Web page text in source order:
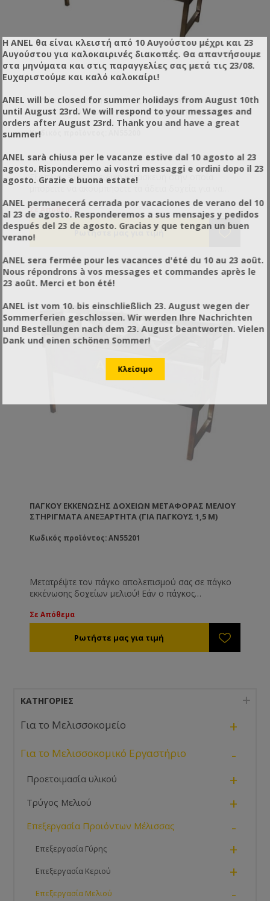
ΠΆΓΚΟΣ ΕΚΚΈΝΩΣΗΣ ΔΟΧΕΊΩΝ ΜΕΛΙΟΎ 1,5M ΜΕ
ΣΤΗΡΊΓΜΑΤΑ ΔΟΧΕΊΩΝ ΚΑΙ ΑΥΤΟΜΑΤΙΣΜΌ ΑΝΤΛΊΑΣ
Κωδικός προϊόντος: AN55200
Εξοπλισμένος με ειδική κατασκευή στην οποία
στραγγίσουν. Με πάτο διαμορφωμένο V για καλή
αποστράγγιση. Με κολλημένη μούφα 1 ½’’. Με
διάτρητη σίτα ώστε να προστατευτεί η αντλία. Από
ανοξείδωτο χάλυβα.
Σε Απόθεμα
ΠΆΓΚΟΥ ΕΚΚΈΝΩΣΗΣ ΔΟΧΕΊΩΝ ΜΕΤΑΦΟΡΆΣ ΜΕΛΙΟΎ
ΣΤΗΡΙΓΜΑΤΑ ΑΝΕΞΆΡΤΗΤΑ (ΓΙΑ ΠΆΓΚΟΥΣ 1,5 M)
Κωδικός προϊόντος: AN55201
Μετατρέψτε τον πάγκο απολεπισμού σας σε πάγκο
εκκένωσης δοχείων μελιού! Εάν ο πάγκος
πρέπει να μας δώσετε τις ακριβής διαστάσεις του.
Σε Απόθεμα
ΚΑΤΗΓΟΡΊΕΣ
Για το Μελισσοκομείο +
Για το Μελισσοκομικό Εργαστήριο -
Προετοιμασία υλικού +
Τρύγος Μελιού +
Επεξεργασία Προιόντων Μέλισσας -
Επεξεργασία Γύρης +
Επεξεργασία Κεριού +
Επεξεργασία Μελιού -
Η ANEL θα είναι κλειστή από 10 Αυγούστου μέχρι και 23
Αυγούστου για καλοκαιρινές διακοπές. Θα απαντήσουμε
στα μηνύματα και στις παραγγελίες σας μετά τις 23/08.
Ευχαριστούμε και καλό καλοκαίρι!
ANEL will be closed for summer holidays from August 10th
until August 23rd. We will respond to your messages and
orders after August 23rd. Thank you and have a great
summer!
ANEL sarà chiusa per le vacanze estive dal 10 agosto al 23
agosto. Risponderemo ai vostri messaggi e ordini dopo il 23
agosto. Grazie e buona estate!
ANEL permanecerá cerrada por vacaciones de verano del 10
al 23 de agosto. Responderemos a sus mensajes y pedidos
después del 23 de agosto. Gracias y que tengan un buen
verano!
ANEL sera fermée pour les vacances d'été du 10 au 23 août.
Nous répondrons à vos messages et commandes après le
23 août. Merci et bon été!
ANEL ist vom 10. bis einschließlich 23. August wegen der
Sommerferien geschlossen. Wir werden Ihre Nachrichten
und Bestellungen nach dem 23. August beantworten. Vielen
Dank und einen schönen Sommer!